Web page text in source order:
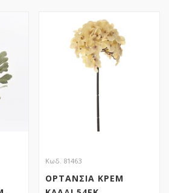
Κωδ. 81463
ΟΡΤΑΝΣΙΑ ΚΡΕΜ